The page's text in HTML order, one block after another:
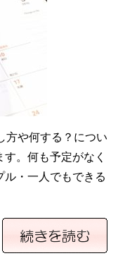
方や何する？につい
。何も予定がなく
・一人でもできる